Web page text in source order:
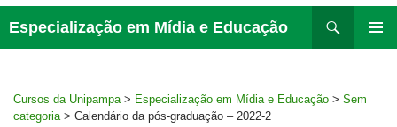
Especialização em Mídia e Educação
Cursos da Unipampa > Especialização em Mídia e Educação > Sem
categoria > Calendário da pós-graduação – 2022-2